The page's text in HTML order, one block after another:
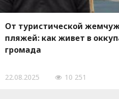
От туристической
пляжей: как живет в
громада
22.08.2025 10 251